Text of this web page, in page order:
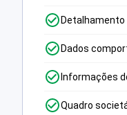
Dados
Informações
Quadro